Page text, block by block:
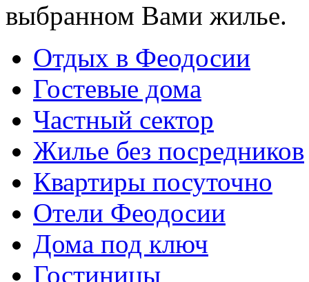
выбранном Вами жилье.
Отдых в Феодосии
Гостевые дома
Частный сектор
Жилье без посредников
Квартиры посуточно
Отели Феодосии
Дома под ключ
Гостиницы